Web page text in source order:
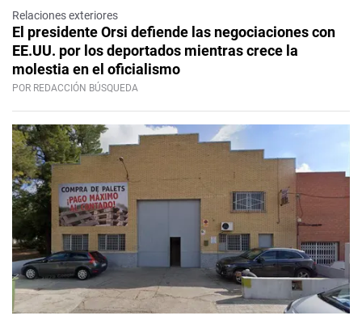
Relaciones exteriores
El presidente Orsi defiende las negociaciones con
EE.UU. por los deportados mientras crece la
molestia en el oficialismo
POR REDACCIÓN BÚSQUEDA